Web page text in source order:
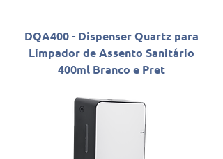
DQA400 - Dispenser Quartz para
Limpador de Assento Sanitário
400ml Branco e Pret